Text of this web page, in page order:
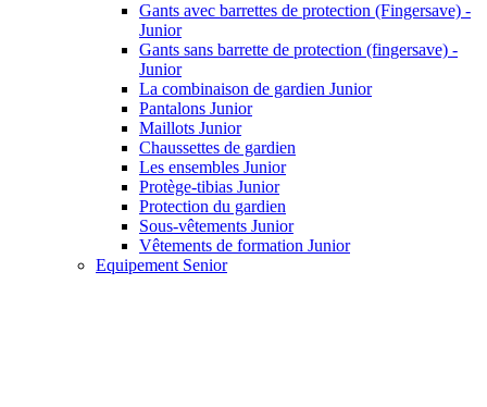
Gants avec barrettes de protection (Fingersave) -
Junior
Gants sans barrette de protection (fingersave) -
Junior
La combinaison de gardien Junior
Pantalons Junior
Maillots Junior
Chaussettes de gardien
Les ensembles Junior
Protège-tibias Junior
Protection du gardien
Sous-vêtements Junior
Vêtements de formation Junior
Equipement Senior